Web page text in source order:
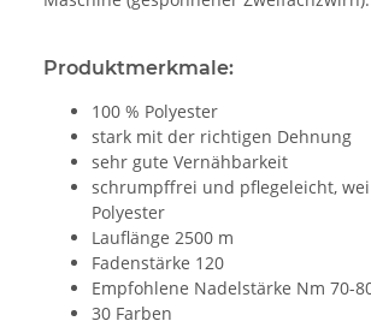
Produktmerkmale:
100 % Polyester
stark mit der richtigen Dehnung
sehr gute Vernähbarkeit
schrumpffrei und pflegeleicht,
Polyester
Lauflänge 2500 m
Fadenstärke 120
Empfohlene Nadelstärke Nm 70-
30 Farben